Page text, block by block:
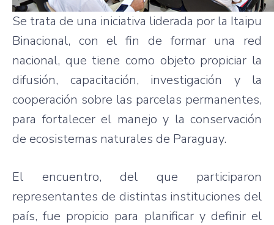
Se trata de una iniciativa liderada por la Itaipu
Binacional, con el fin de formar una red
nacional, que tiene como objeto propiciar la
difusión, capacitación, investigación y la
cooperación sobre las parcelas permanentes,
para fortalecer el manejo y la conservación
de ecosistemas naturales de Paraguay.
El encuentro, del que participaron
representantes de distintas instituciones del
país, fue propicio para planificar y definir el